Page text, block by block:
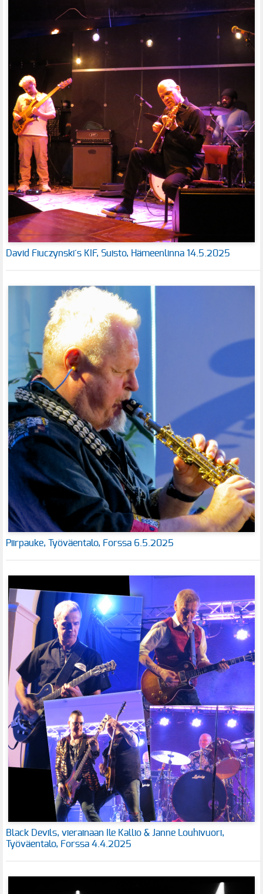
David Fiuczynski´s KIF, Suisto, Hämeenlinna 14.5.2025
Piirpauke, Työväentalo, Forssa 6.5.2025
Black Devils, vierainaan Ile Kallio & Janne Louhivuori,
Työväentalo, Forssa 4.4.2025